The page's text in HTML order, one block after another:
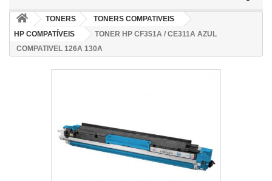
TONERS
TONERS COMPATIVEIS
HP COMPATÍVEIS
TONER HP CF351A / CE311A AZUL
COMPATIVEL 126A 130A